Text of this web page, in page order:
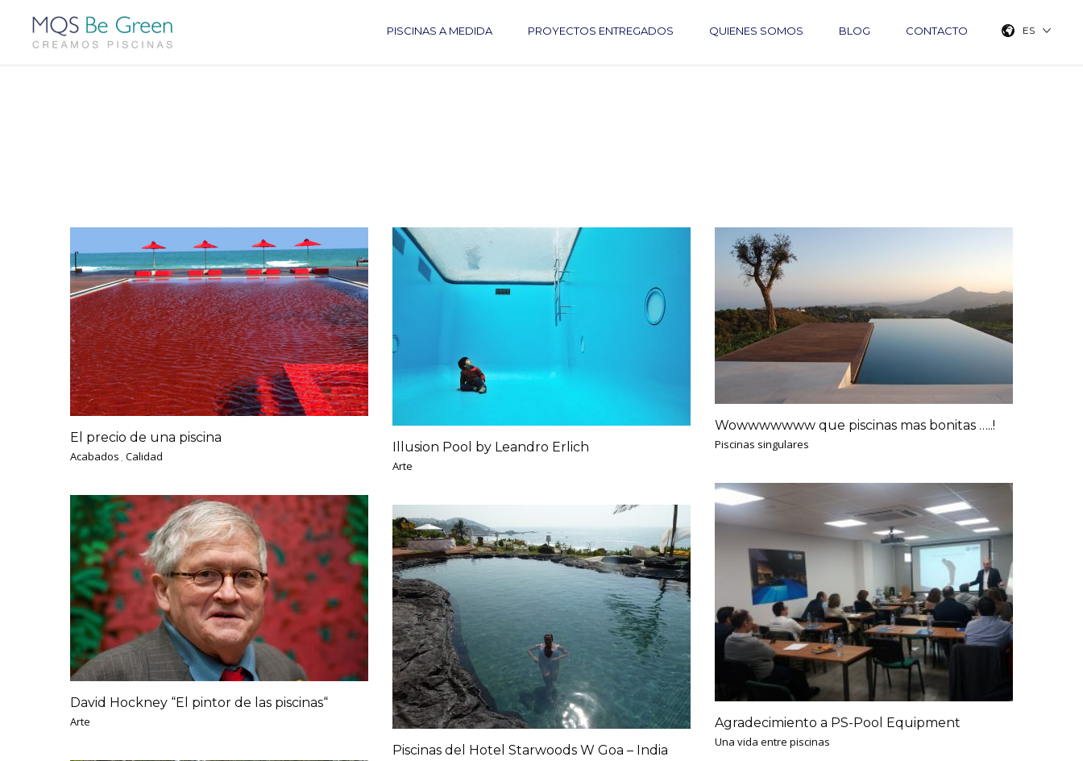
ES
PISCINAS A MEDIDA PROYECTOS ENTREGADOS QUIENES SOMOS BLOG CONTACTO
El precio de una piscina
Acabados , Calidad
Illusion Pool by Leandro Erlich
Arte
Wowwwwwww que piscinas mas bonitas …..!
Piscinas singulares
Agradecimiento a PS-Pool Equipment
Una vida entre piscinas
David Hockney “El pintor de las piscinas“
Arte
Piscinas del Hotel Starwoods W Goa – India